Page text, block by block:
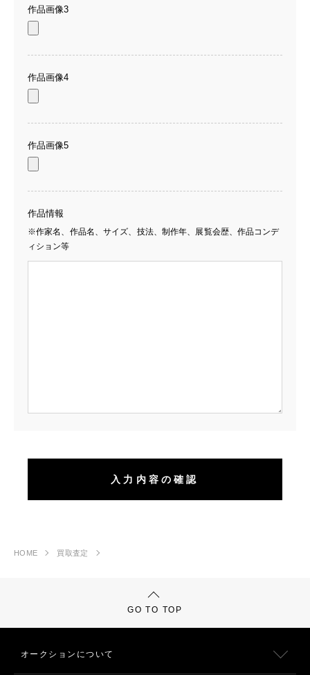
作品画像3
作品画像4
作品画像5
作品情報
※作家名、作品名、サイズ、技法、制作年、展覧会歴、作品コンデ
ィション等
HOME 買取査定
GO TO TOP
オークションについて